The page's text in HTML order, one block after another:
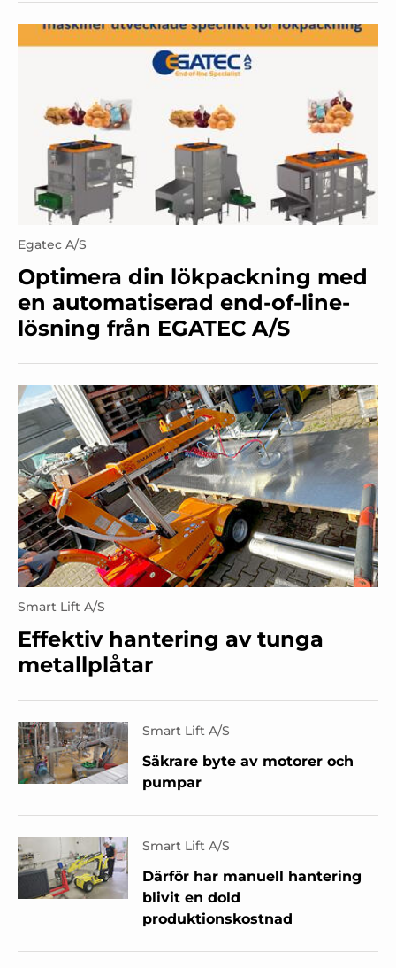
Egatec A/S
Optimera din lökpackning med
en automatiserad end-of-line-
lösning från EGATEC A/S
Smart Lift A/S
Effektiv hantering av tunga
metallplåtar
Smart Lift A/S
Säkrare byte av motorer och
pumpar
Smart Lift A/S
Därför har manuell hantering
blivit en dold
produktionskostnad